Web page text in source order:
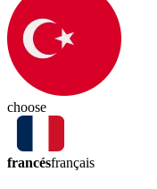
choose
francésfrançais